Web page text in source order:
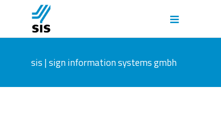
sis | sign information systems gmbh